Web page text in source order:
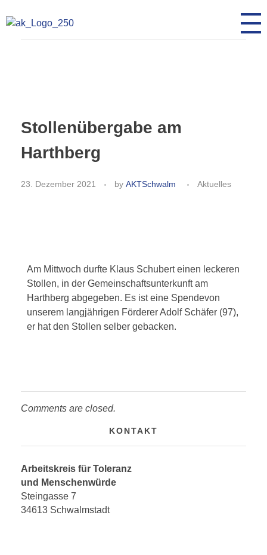
Stollenübergabe am
Harthberg
23. Dezember 2021 by AKTSchwalm Aktuelles
Am Mittwoch durfte Klaus Schubert einen leckeren
Stollen, in der Gemeinschaftsunterkunft am
Harthberg abgegeben. Es ist eine Spendevon
unserem langjährigen Förderer Adolf Schäfer (97),
er hat den Stollen selber gebacken.
Comments are closed.
KONTAKT
Arbeitskreis für Toleranz
und Menschenwürde
Steingasse 7
34613 Schwalmstadt